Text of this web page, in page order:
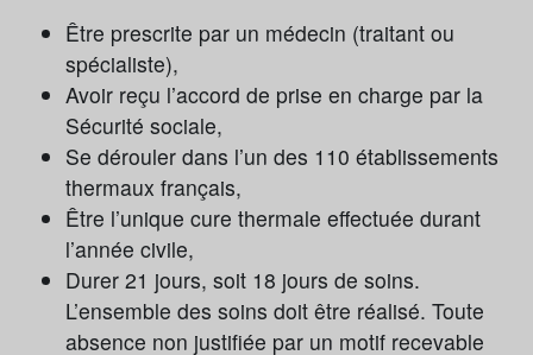
Être prescrite par un médecin (traitant ou
spécialiste),
Avoir reçu l’accord de prise en charge par la
Sécurité sociale,
Se dérouler dans l’un des 110 établissements
thermaux français,
Être l’unique cure thermale effectuée durant
l’année civile,
Durer 21 jours, soit 18 jours de soins.
L’ensemble des soins doit être réalisé. Toute
absence non justifiée par un motif recevable